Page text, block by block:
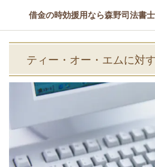
借金の時効援用なら森野司法書
ティー・オー・エムに対